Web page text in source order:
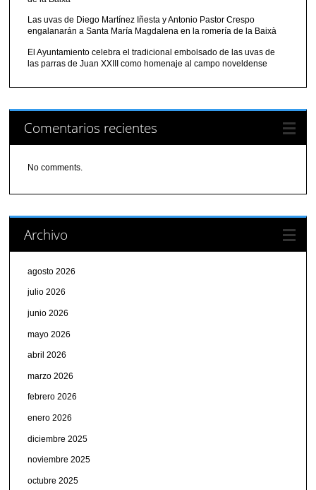
Las uvas de Diego Martínez Iñesta y Antonio Pastor Crespo
engalanarán a Santa María Magdalena en la romería de la Baixà
El Ayuntamiento celebra el tradicional embolsado de las uvas de
las parras de Juan XXIII como homenaje al campo noveldense
Comentarios recientes
No comments.
Archivo
agosto 2026
julio 2026
junio 2026
mayo 2026
abril 2026
marzo 2026
febrero 2026
enero 2026
diciembre 2025
noviembre 2025
octubre 2025